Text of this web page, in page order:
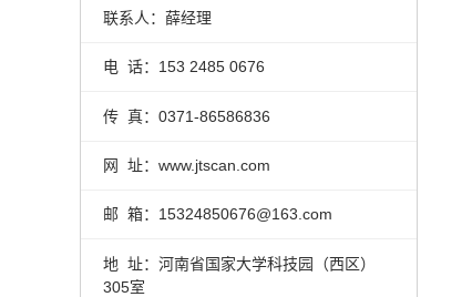
联系人：薛经理
电 话：153 2485 0676
传 真：0371-86586836
网 址：www.jtscan.com
邮 箱：15324850676@163.com
地 址：河南省国家大学科技园（西区）
305室